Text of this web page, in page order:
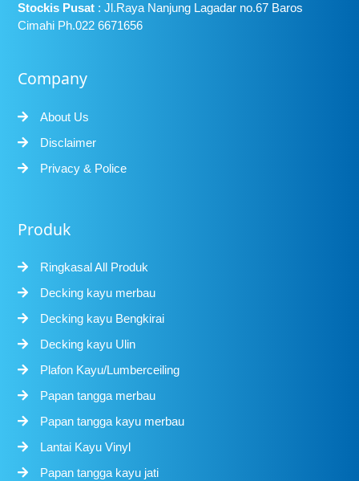
Stockis Pusat : Jl.Raya Nanjung Lagadar no.67 Baros
Cimahi Ph.022 6671656
Company
About Us
Disclaimer
Privacy & Police
Produk
Ringkasal All Produk
Decking kayu merbau
Decking kayu Bengkirai
Decking kayu Ulin
Plafon Kayu/Lumberceiling
Papan tangga merbau
Papan tangga kayu merbau
Lantai Kayu Vinyl
Papan tangga kayu jati